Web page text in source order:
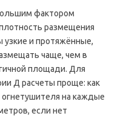
фактором
размещения
узкие и протяжённые,
чаще, чем в
площади. Для
Д расчеты проще: как
на каждые
если нет